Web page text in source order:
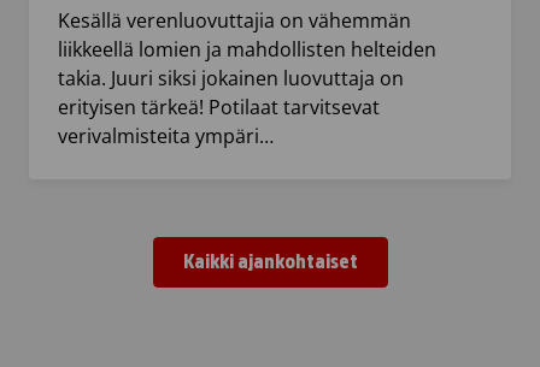
Kesällä verenluovuttajia on vähemmän
liikkeellä lomien ja mahdollisten helteiden
takia. Juuri siksi jokainen luovuttaja on
erityisen tärkeä! Potilaat tarvitsevat
verivalmisteita ympäri…
Kaikki ajankohtaiset